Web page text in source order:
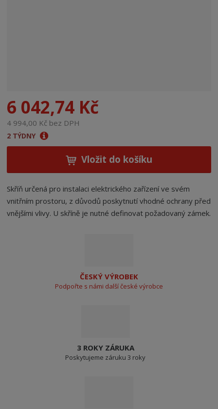
6 042,74 Kč
4 994,00 Kč bez DPH
2 TÝDNY
Vložit do košíku
Skříň určená pro instalaci elektrického zařízení ve svém
vnitřním prostoru, z důvodů poskytnutí vhodné ochrany před
vnějšími vlivy. U skříně je nutné definovat požadovaný zámek.
ČESKÝ VÝROBEK
Podpořte s námi další české výrobce
3 ROKY ZÁRUKA
Poskytujeme záruku 3 roky